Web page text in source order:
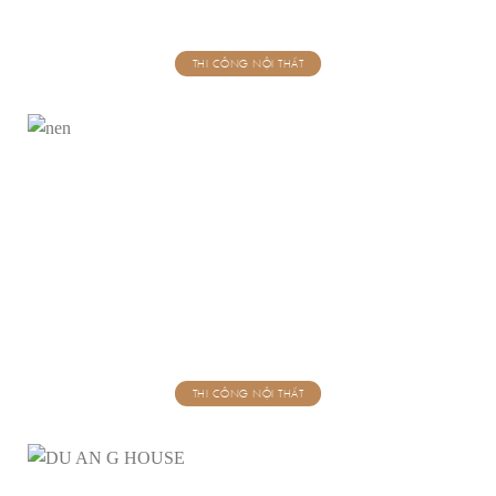
THI CÔNG NỘI THẤT
THI CÔNG NỘI THẤT